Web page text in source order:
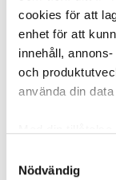
cookies för att
enhet för att
innehåll,
och
använda din
som kan ha
Nödvändig
många kunder.
personal på ett
det ju ingen som
otrygghet. Om
köpa sex så
säger hon.